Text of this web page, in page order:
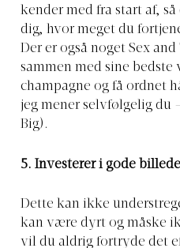
kender med fra start af,
dig, hvor meget du
Der er også noget Sex
sammen med sine
champagne og få ordnet
jeg mener selvfølgelig du
Big).
5. Investerer i gode
Dette kan ikke
kan være dyrt og måske
vil du aldrig fortryde det